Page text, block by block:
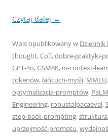
Czytaj dalej →
Wpis opublikowany w Dziennik
thought,CoT,dobre-praktyki-
GPT-4o,GSM8K, in-context-
tokenów,łańcuch-myśli, MMLU,
optymalizacja-promptów,
Engineering, robustalpacaeval,
step-back-prompting,
uprzejmość-promptu,